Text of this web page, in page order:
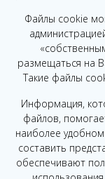
Файлы cookie
размещаться на
Такие файлы
Информация,
файлов,
наиболее
составить
обеспечивают